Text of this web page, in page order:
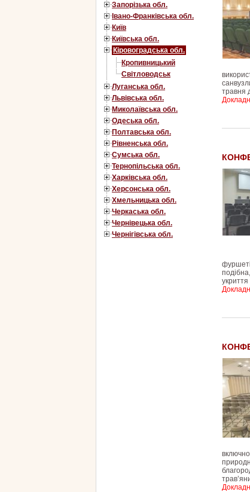
Запорізька обл.
Івано-Франківська обл.
Київ
Київська обл.
Кіровоградська обл.
Кропивницький
Світловодськ
Луганська обл.
Львівська обл.
Миколаївська обл.
Одеська обл.
Полтавська обл.
Рівненська обл.
Сумська обл.
Тернопільська обл.
Харківська обл.
Херсонська обл.
Хмельницька обл.
Черкаська обл.
Чернівецька обл.
Чернігівська обл.
травня
укриття